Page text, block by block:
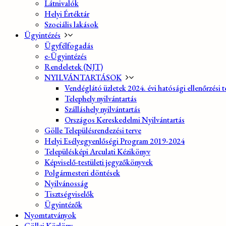
Látnivalók
Helyi Értéktár
Szociális lakások
Ügyintézés
Ügyfélfogadás
e-Ügyintézés
Rendeletek (NJT)
NYILVÁNTARTÁSOK
Vendéglátó üzletek 2024. évi hatósági ellenőrzési
Telephely nyilvántartás
Szálláshely nyilvántartás
Országos Kereskedelmi Nyilvántartás
Gölle Településrendezési terve
Helyi Esélyegyenlőségi Program 2019-2024
Településképi Arculati Kézikönyv
Képviselő-testületi jegyzőkönyvek
Polgármesteri döntések
Nyilvánosság
Tisztségviselők
Ügyintézők
Nyomtatványok